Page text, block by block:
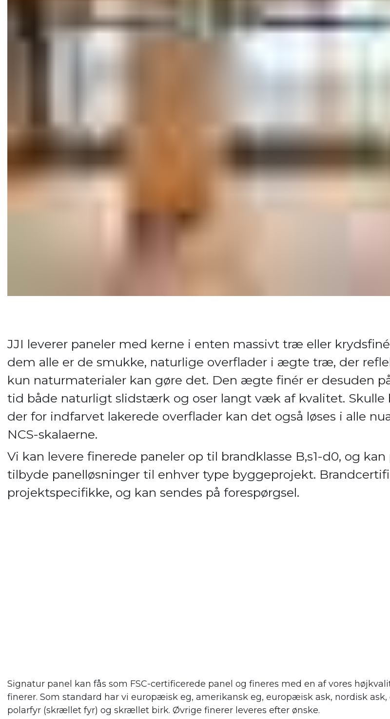
JJI leverer paneler med kerne i enten massivt træ eller
dem alle er de smukke, naturlige overflader i ægte træ, der
kun naturmaterialer kan gøre det. Den ægte finér er desuden
tid både naturligt slidstærk og oser langt væk af kvalitet.
der for indfarvet lakerede overflader kan det også løses i alle
NCS-skalaerne.
Vi kan levere finerede paneler op til brandklasse B,s1-d0, og
tilbyde panelløsninger til enhver type byggeprojekt.
projektspecifikke, og kan sendes på forespørgsel.
Signatur panel kan fås som FSC-certificerede panel og fineres med en af vores
finerer. Som standard har vi europæisk eg, amerikansk eg, europæisk ask, nordisk ask,
polarfyr (skrællet fyr) og skrællet birk. Øvrige finerer leveres efter ønske.